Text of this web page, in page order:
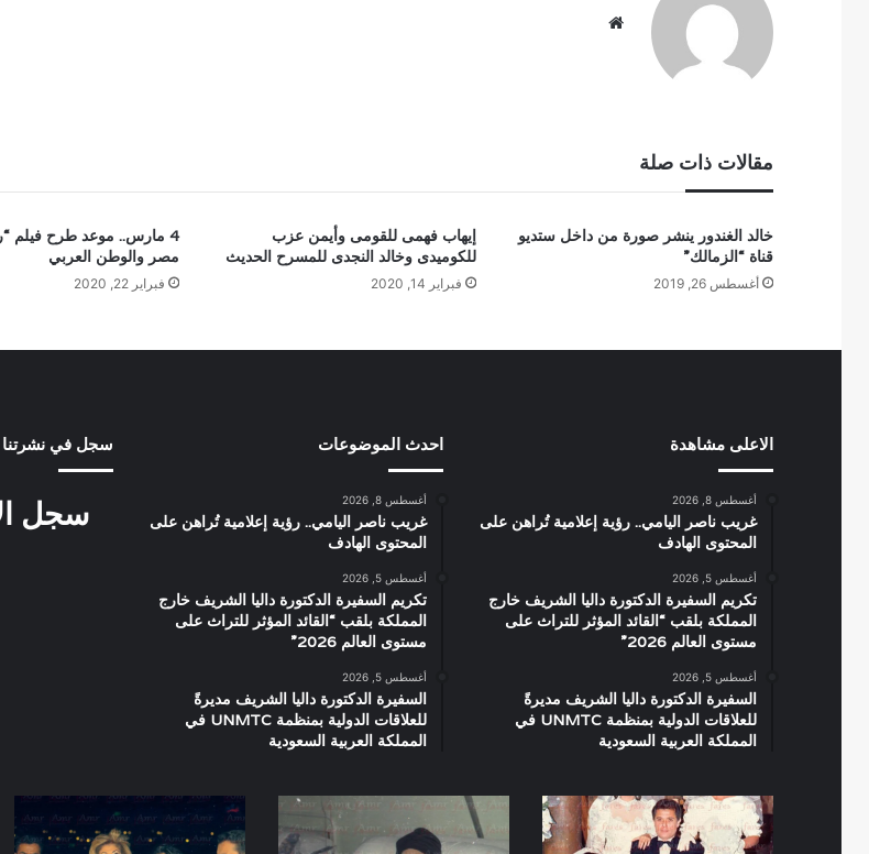
مقالات ذات صلة
خالد الغندور ينشر صورة من داخل ستديو
قناة “الزمالك”
أغسطس 26, 2019
إيهاب فهمى للقومى وأيمن عزب
للكوميدى وخالد النجدى للمسرح الحديث
فبراير 14, 2020
4 مارس.. موعد طرح فيلم
مصر والوطن العربي
فبراير 22, 2020
الاعلى مشاهدة
أغسطس 8, 2026
غريب ناصر اليامي.. رؤية إعلامية تُراهن على
المحتوى الهادف
أغسطس 5, 2026
تكريم السفيرة الدكتورة داليا الشريف خارج
المملكة بلقب “القائد المؤثر للتراث على
مستوى العالم 2026”
أغسطس 5, 2026
السفيرة الدكتورة داليا الشريف مديرةً
للعلاقات الدولية بمنظمة UNMTC في
المملكة العربية السعودية
احدث الموضوعات
أغسطس 8, 2026
غريب ناصر اليامي.. رؤية إعلامية تُراهن على
المحتوى الهادف
أغسطس 5, 2026
تكريم السفيرة الدكتورة داليا الشريف خارج
المملكة بلقب “القائد المؤثر للتراث على
مستوى العالم 2026”
أغسطس 5, 2026
السفيرة الدكتورة داليا الشريف مديرةً
للعلاقات الدولية بمنظمة UNMTC في
المملكة العربية السعودية
سجل في نشرتنا
سجل
فيلم
سيداتي
نادرة
كواليس
البوم